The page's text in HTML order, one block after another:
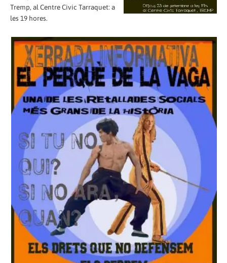
Tremp, al Centre Civic Tarraquet: a
les 19 hores.